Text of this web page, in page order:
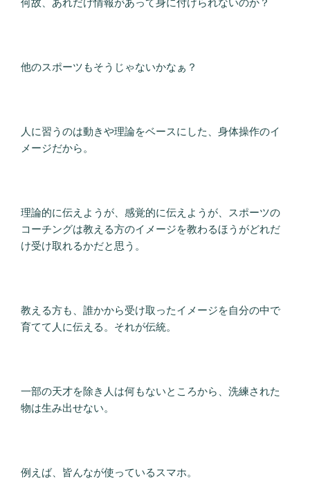
何故、あれだけ情報があって身に付けられないのか？
他のスポーツもそうじゃないかなぁ？
人に習うのは動きや理論をベースにした、身体操作のイ
メージだから。
理論的に伝えようが、感覚的に伝えようが、スポーツの
コーチングは教える方のイメージを教わるほうがどれだ
け受け取れるかだと思う。
教える方も、誰かから受け取ったイメージを自分の中で
育てて人に伝える。それが伝統。
一部の天才を除き人は何もないところから、洗練された
物は生み出せない。
例えば、皆んなが使っているスマホ。